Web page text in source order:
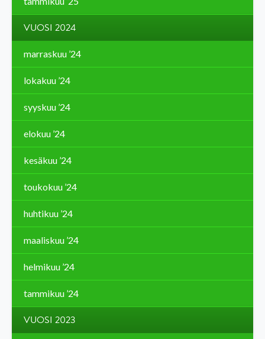
VUOSI 2024
marraskuu ’24
lokakuu ’24
syyskuu ’24
elokuu ’24
kesäkuu ’24
toukokuu ’24
huhtikuu ’24
maaliskuu ’24
helmikuu ’24
tammikuu ’24
VUOSI 2023